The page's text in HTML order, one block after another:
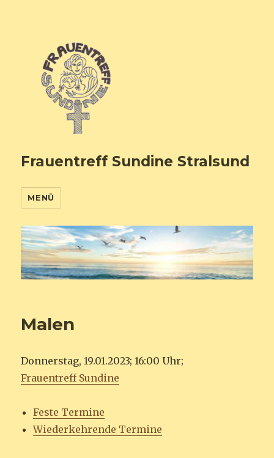
Frauentreff Sundine Stralsund
MENÜ
Malen
Donnerstag, 19.01.2023; 16:00 Uhr;
Frauentreff Sundine
Feste Termine
Wiederkehrende Termine